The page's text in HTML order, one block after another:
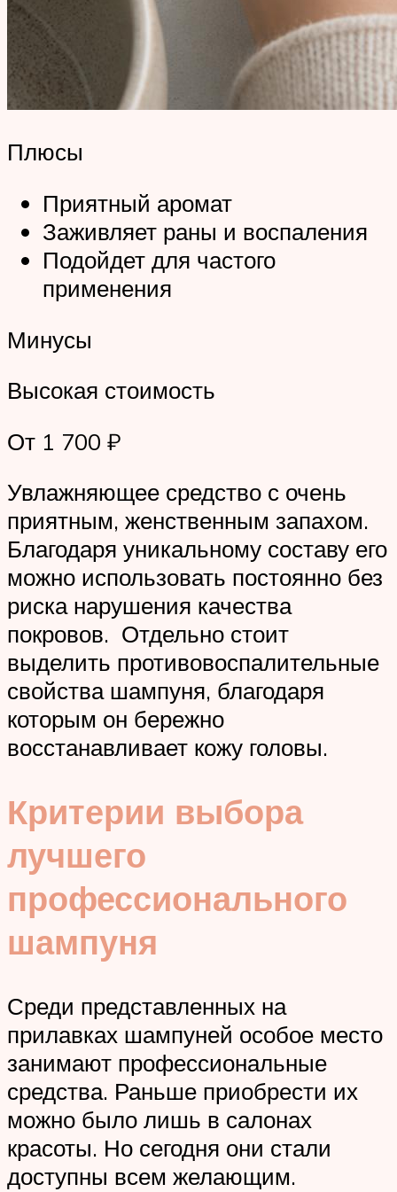
Плюсы
Приятный аромат
Заживляет раны и воспаления
Подойдет для частого
применения
Минусы
Высокая стоимость
От 1 700 ₽
Увлажняющее средство с очень
приятным, женственным запахом.
Благодаря уникальному составу его
можно использовать постоянно без
риска нарушения качества
покровов. Отдельно стоит
выделить противовоспалительные
свойства шампуня, благодаря
которым он бережно
восстанавливает кожу головы.
Критерии выбора
лучшего
профессионального
шампуня
Среди представленных на
прилавках шампуней особое место
занимают профессиональные
средства. Раньше приобрести их
можно было лишь в салонах
красоты. Но сегодня они стали
доступны всем желающим.